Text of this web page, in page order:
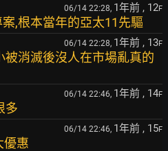
06/14 22:28, 1年前 , 12F
,根本當年的亞太11先驅
06/14 22:28, 1年前 , 13F
被消滅後沒人在市場亂真的
06/14 22:46, 1年前 , 14F
多
06/14 22:46, 1年前 , 15F
優惠